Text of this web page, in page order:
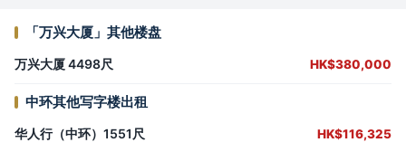
「万兴大厦」其他楼盘
万兴大厦 4498尺 HK$380,000
中环其他写字楼出租
华人行（中环）1551尺 HK$116,325